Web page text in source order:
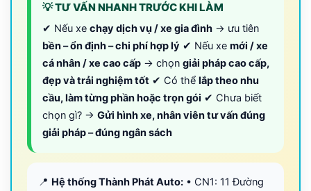
💡 TƯ VẤN NHANH TRƯỚC KHI LÀM
✔ Nếu xe chạy dịch vụ / xe gia đình → ưu tiên
bền – ổn định – chi phí hợp lý ✔ Nếu xe mới / xe
cá nhân / xe cao cấp → chọn giải pháp cao cấp,
đẹp và trải nghiệm tốt ✔ Có thể lắp theo nhu
cầu, làm từng phần hoặc trọn gói ✔ Chưa biết
chọn gì? → Gửi hình xe, nhân viên tư vấn đúng
giải pháp – đúng ngân sách
📍 Hệ thống Thành Phát Auto: • CN1: 11 Đường